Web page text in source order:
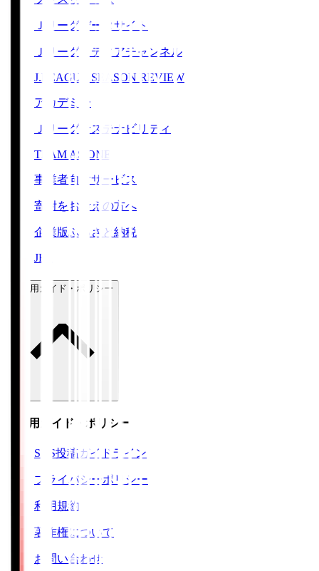
Ｊリーグデータサイト
Ｊリーグメディアチャンネル
J.LEAGUE SEASON REVIEW
アカデミー
Ｊリーグサステナビリティ
TEAM AS ONE
事業者向けサービス
寄附をお考えの方へ
企業版ふるさと納税
JFA
ご利用ガイド・ポリシー
ご利用ガイド・ポリシー
SNS投稿ガイドライン
プライバシーポリシー
利用規約
著作権について
お問い合わせ